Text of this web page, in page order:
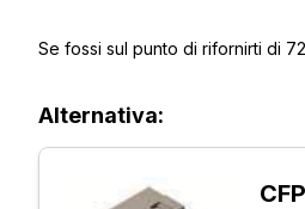
Se fossi sul punto di rifornirti di
Alternativa: